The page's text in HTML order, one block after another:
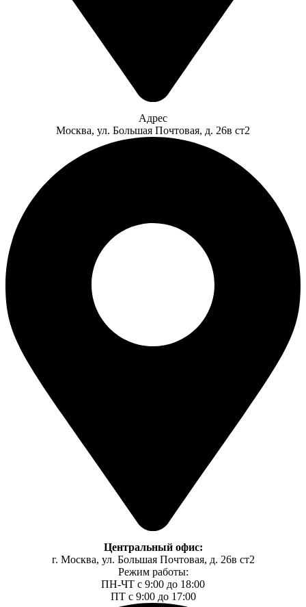
Адрес
​Москва, ул. Большая Почтовая, д. 26в ст2
Центральный офис:
г. Москва, ул. Большая Почтовая, д. 26в ст2
Режим работы:
ПН-ЧТ с 9:00 до 18:00
ПТ с 9:00 до 17:00